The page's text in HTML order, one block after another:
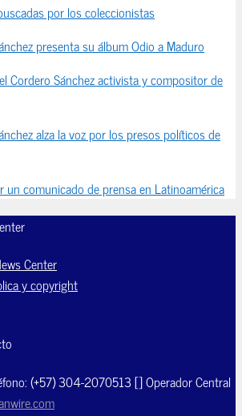
por los coleccionistas
presenta su álbum Odio a Maduro
Cordero Sánchez activista y compositor de
alza la voz por los presos políticos de
un comunicado de prensa en Latinoamérica
Center
y copyright
(+57) 304-2070513 [] Operador Central